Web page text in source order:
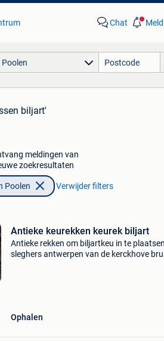
Chat
biljart'
meldingen van
zoekresultaten
Poolen Verwijder filters
Antieke keurekken keurek biljart
Antieke rekken om biljartkeu in te
sleghers antwerpen van de kerckhove
Ophalen